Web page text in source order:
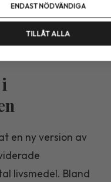
en ny version av
livsmedel. Bland
ENDAST NÖDVÄNDIGA
TILLÅT ALLA